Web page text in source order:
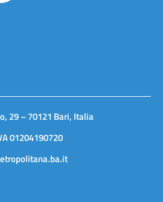
29 – 70121 Bari, Italia
01204190720